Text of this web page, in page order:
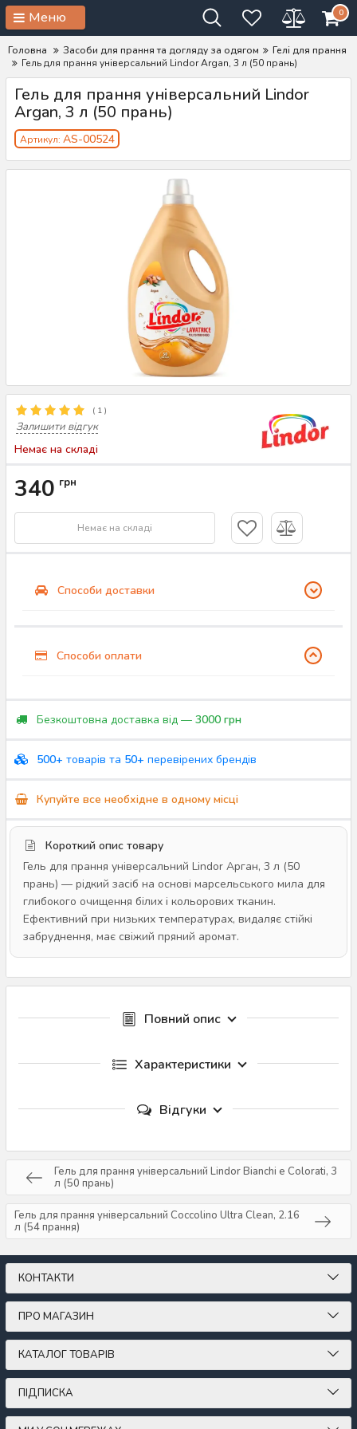
Меню 0
Головна Засоби для прання та догляду за одягом
Гелі для прання
Гель для прання універсальний Lindor Argan, 3 л (50 прань)
Гель для прання універсальний Lindor
Argan, 3 л (50 прань)
Артикул: AS-00524
( 1 )
Залишити відгук
Немає на складі
340 грн
Немає на складі
Способи доставки
Способи оплати
Безкоштовна доставка від — 3000 грн
500+ товарів та 50+ перевірених брендів
Купуйте все необхідне в одному місці
Короткий опис товару
Гель для прання універсальний Lindor Арган, 3 л (50
прань) — рідкий засіб на основі марсельського мила для
глибокого очищення білих і кольорових тканин.
Ефективний при низьких температурах, видаляє стійкі
забруднення, має свіжий пряний аромат.
Повний опис
Характеристики
Відгуки
Гель для прання універсальний Lindor Bianchi e Colorati, 3
л (50 прань)
Гель для прання універсальний Coccolino Ultra Clean, 2.16
л (54 прання)
КОНТАКТИ
ПРО МАГАЗИН
КАТАЛОГ ТОВАРІВ
ПІДПИСКА